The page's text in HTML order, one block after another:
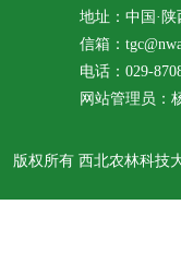
地址：中国·
信箱：
电话：029-
网站管理员：
版权所有 西北农林科技